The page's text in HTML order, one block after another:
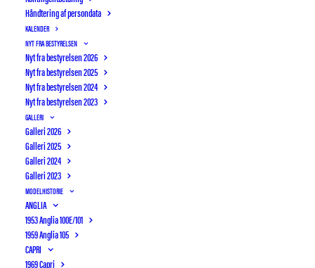
Håndtering af persondata
KALENDER
NYT FRA BESTYRELSEN
Nyt fra bestyrelsen 2026
Nyt fra bestyrelsen 2025
Nyt fra bestyrelsen 2024
Nyt fra bestyrelsen 2023
GALLERI
Galleri 2026
Galleri 2025
Galleri 2024
Galleri 2023
MODELHISTORIE
ANGLIA
1953 Anglia 100E/101
1959 Anglia 105
CAPRI
1969 Capri
OTTERUP BILSYN
AFHOLDTE KLUBAKTIVITETER 2024